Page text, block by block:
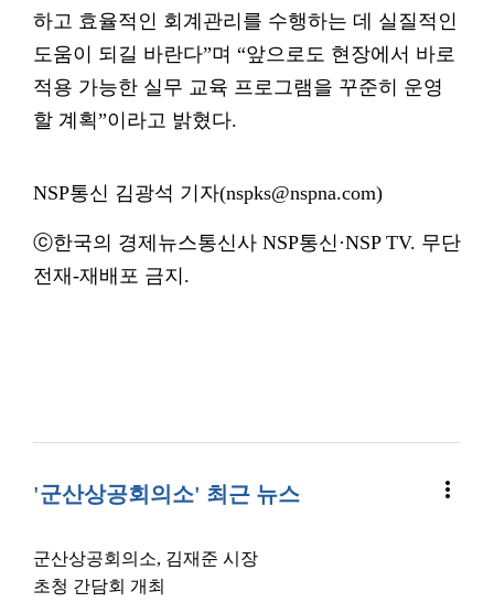
하고 효율적인 회계관리를 수행하는 데 실질적인
도움이 되길 바란다”며 “앞으로도 현장에서 바로
적용 가능한 실무 교육 프로그램을 꾸준히 운영
할 계획”이라고 밝혔다.
NSP통신 김광석 기자(nspks@nspna.com)
ⓒ한국의 경제뉴스통신사 NSP통신·NSP TV. 무단
전재-재배포 금지.
'군산상공회의소' 최근 뉴스 more_vert
군산상공회의소, 김재준 시장
초청 간담회 개최